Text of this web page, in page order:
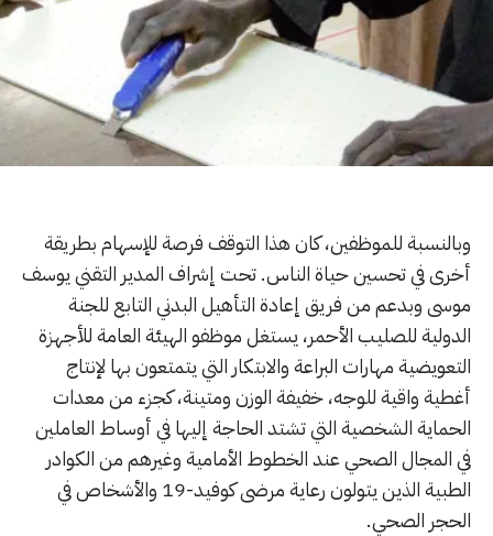
وبالنسبة للموظفين، كان هذا التوقف فرصة للإسهام بطريقة
أخرى في تحسين حياة الناس. تحت إشراف المدير التقني يوسف
موسى وبدعم من فريق إعادة التأهيل البدني التابع للجنة
الدولية للصليب الأحمر، يستغل موظفو الهيئة العامة للأجهزة
التعويضية مهارات البراعة والابتكار التي يتمتعون بها لإنتاج
أغطية واقية للوجه، خفيفة الوزن ومتينة، كجزء من معدات
الحماية الشخصية التي تشتد الحاجة إليها في أوساط العاملين
في المجال الصحي عند الخطوط الأمامية وغيرهم من الكوادر
الطبية الذين يتولون رعاية مرضى كوفيد-19 والأشخاص في
الحجر الصحي.